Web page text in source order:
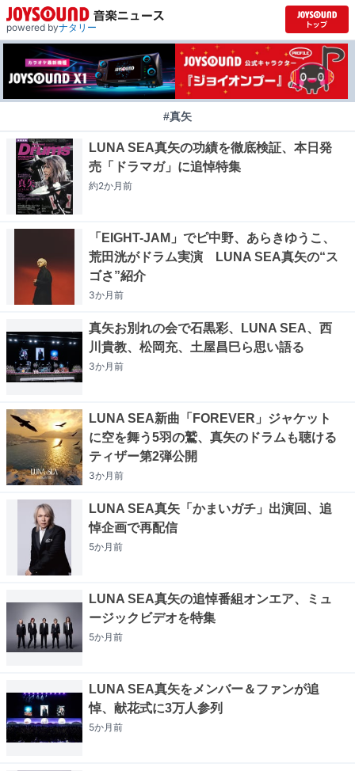
powered byナタリー
#真矢
LUNA SEA真矢の功績を徹底検証、本日発
売「ドラマガ」に追悼特集
約2か月前
「EIGHT-JAM」でピ中野、あらきゆうこ、
荒田洸がドラム実演 LUNA SEA真矢の“ス
ゴさ”紹介
3か月前
真矢お別れの会で石黒彩、LUNA SEA、西
川貴教、松岡充、土屋昌巳ら思い語る
3か月前
LUNA SEA新曲「FOREVER」ジャケット
に空を舞う5羽の鷲、真矢のドラムも聴ける
ティザー第2弾公開
3か月前
LUNA SEA真矢「かまいガチ」出演回、追
悼企画で再配信
5か月前
LUNA SEA真矢の追悼番組オンエア、ミュ
ージックビデオを特集
5か月前
LUNA SEA真矢をメンバー＆ファンが追
悼、献花式に3万人参列
5か月前